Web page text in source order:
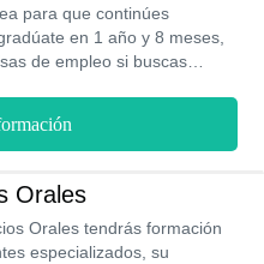
para que continúes
en 1 año y 8 meses,
de empleo si buscas
becas de hasta 50%
toda la carrera, participa de
las actividades que tiene
Orales
Orales tendrás formación
especializados, su